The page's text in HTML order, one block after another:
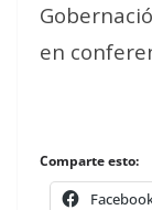
en
Comparte esto: